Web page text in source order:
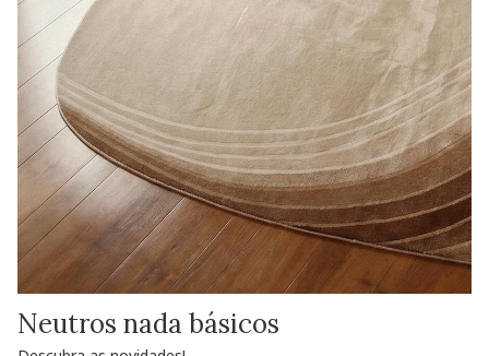
Neutros nada básicos